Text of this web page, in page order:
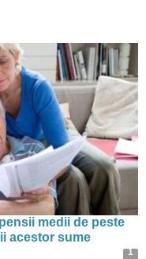
medii de peste
acestor sume
1